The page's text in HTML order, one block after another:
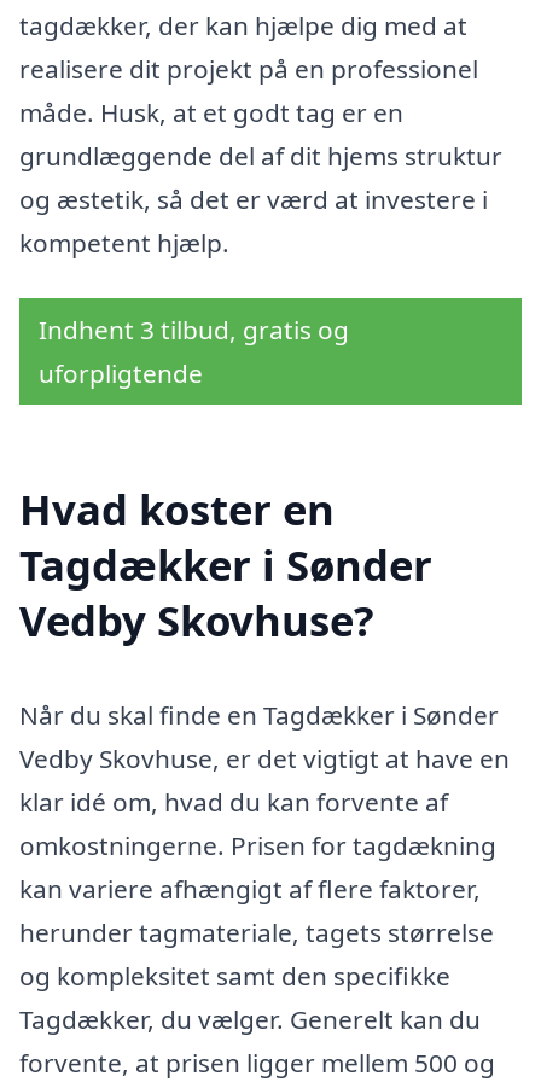
tagdækker, der kan hjælpe dig med at
realisere dit projekt på en professionel
måde. Husk, at et godt tag er en
grundlæggende del af dit hjems struktur
og æstetik, så det er værd at investere i
kompetent hjælp.
Indhent 3 tilbud, gratis og
uforpligtende
Hvad koster en
Tagdækker i Sønder
Vedby Skovhuse?
Når du skal finde en Tagdækker i Sønder
Vedby Skovhuse, er det vigtigt at have en
klar idé om, hvad du kan forvente af
omkostningerne. Prisen for tagdækning
kan variere afhængigt af flere faktorer,
herunder tagmateriale, tagets størrelse
og kompleksitet samt den specifikke
Tagdækker, du vælger. Generelt kan du
forvente, at prisen ligger mellem 500 og